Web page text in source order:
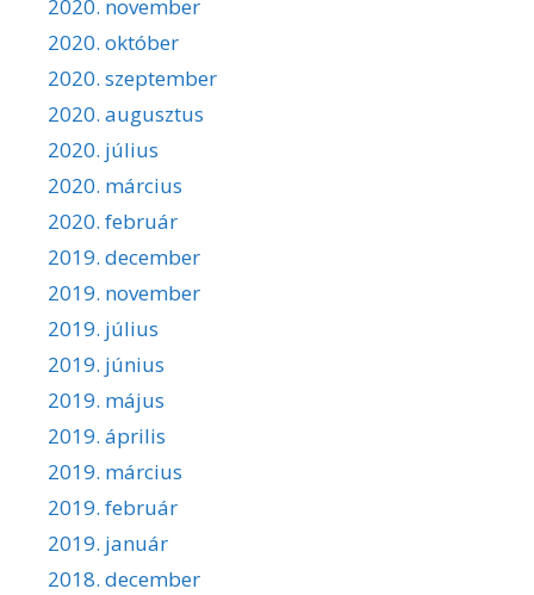
2020. november
2020. október
2020. szeptember
2020. augusztus
2020. július
2020. március
2020. február
2019. december
2019. november
2019. július
2019. június
2019. május
2019. április
2019. március
2019. február
2019. január
2018. december